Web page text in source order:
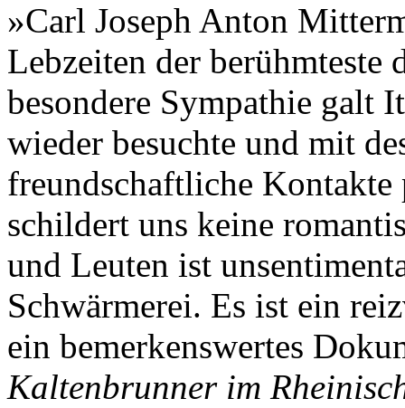
»Carl Joseph Anton
Lebzeiten der berühmteste
besondere Sympathie galt
wieder besuchte und mit
freundschaftliche
schildert uns keine
und Leuten ist
Schwärmerei. Es ist ein
ein bemerkenswertes
Kaltenbrunner im